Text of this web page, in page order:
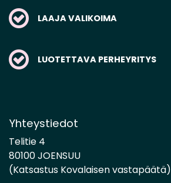
LAAJA VALIKOIMA
LUOTETTAVA PERHEYRITYS
Yhteystiedot
Telitie 4
80100 JOENSUU
(Katsastus Kovalaisen vastapäätä)